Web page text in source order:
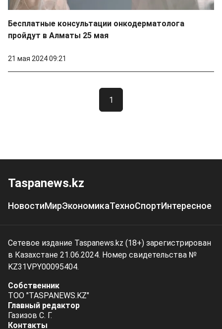
Бесплатные консультации онкодерматолога
пройдут в Алматы 25 мая
21 мая 2024 09:21
1
Taspanews.kz
НовостиМирЭкономикаТехноСпортИнтересное
Сетевое издание Taspanews.kz (18+) зарегистрирован
в Казахстане 21.06.2024. Номер свидетельства №
KZ31VPY00095404.
Собственник
ТОО "TASPANEWS.KZ"
Главный редактор
Газизов С. Г.
Контакты